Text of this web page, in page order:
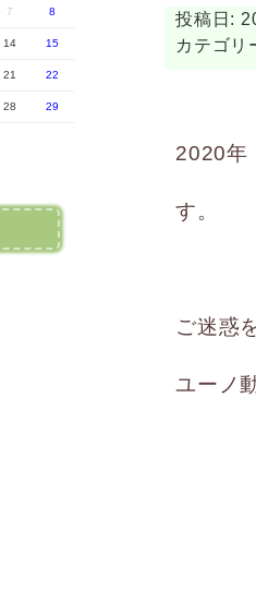
投稿日:
カテゴ
2020年
す。
ご迷惑
ユーノ
7 8
14 15
21 22
28 29